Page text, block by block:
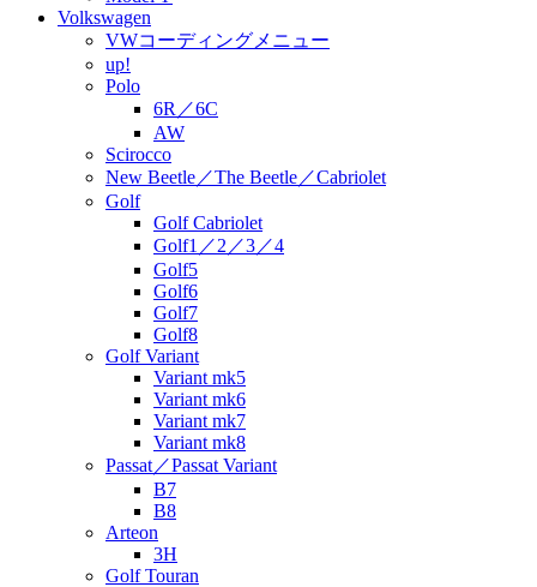
Volkswagen
VWコーディングメニュー
up!
Polo
6R／6C
AW
Scirocco
New Beetle／The Beetle／Cabriolet
Golf
Golf Cabriolet
Golf1／2／3／4
Golf5
Golf6
Golf7
Golf8
Golf Variant
Variant mk5
Variant mk6
Variant mk7
Variant mk8
Passat／Passat Variant
B7
B8
Arteon
3H
Golf Touran